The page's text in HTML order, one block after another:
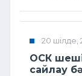
20 шілде,
ОСК
сайлау